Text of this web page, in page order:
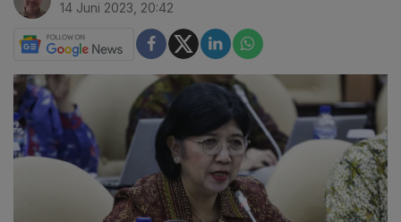
14 Juni 2023, 20:42